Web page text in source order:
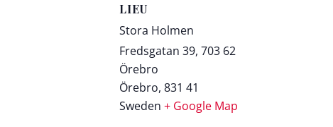
LIEU
Stora Holmen
Fredsgatan 39, 703 62
Örebro
Örebro, 831 41
Sweden + Google Map